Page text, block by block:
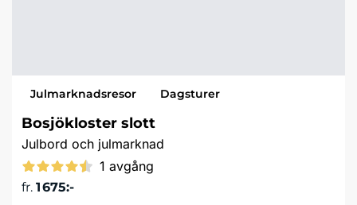
Julmarknadsresor Dagsturer
Bosjökloster slott
Julbord och julmarknad
1 avgång
fr. 1 675:-